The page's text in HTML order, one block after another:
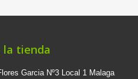
la tienda
Garcia Nº3 Local 1 Malaga